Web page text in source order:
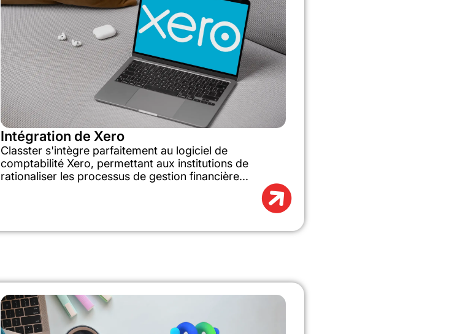
Intégration de Xero
Classter s'intègre parfaitement au logiciel de
comptabilité Xero, permettant aux institutions de
rationaliser les processus de gestion financière...